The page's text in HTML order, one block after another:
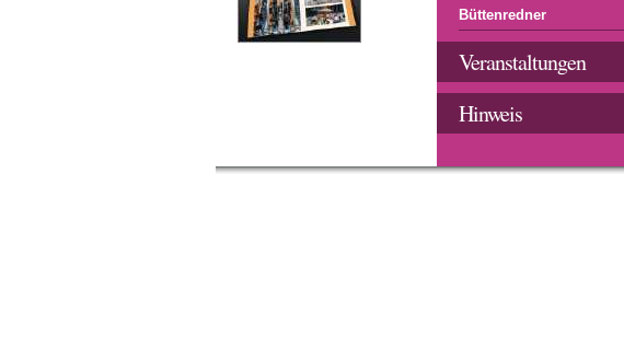
Büttenredner
Veranstaltungen
Hinweis